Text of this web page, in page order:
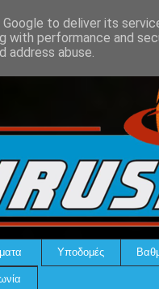
Υποδομές
to deliver its
with performance and
abuse.